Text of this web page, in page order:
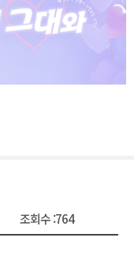
조회수 :764